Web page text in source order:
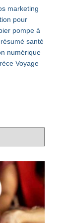
marketing
pour
pompe à
résumé santé
numérique
Voyage